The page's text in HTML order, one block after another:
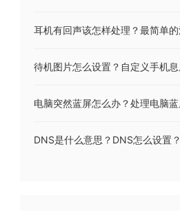
DNS是什么意思？DNS怎么设置？